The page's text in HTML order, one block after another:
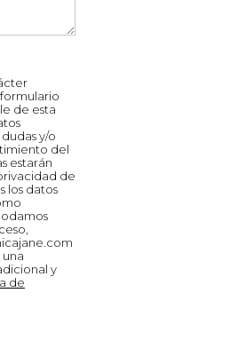
de esta
y/o
del
estarán
de
los datos
y
de